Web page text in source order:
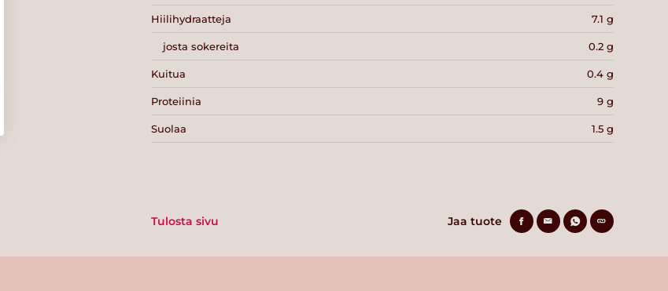
Hiilihydraatteja 7.1 g
josta sokereita 0.2 g
Kuitua 0.4 g
Proteiinia 9 g
Suolaa 1.5 g
Tulosta sivu Jaa tuote